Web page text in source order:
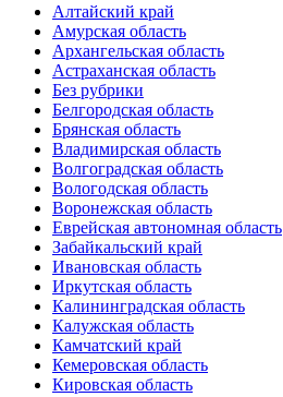
Алтайский край
Амурская область
Архангельская область
Астраханская область
Без рубрики
Белгородская область
Брянская область
Владимирская область
Волгоградская область
Вологодская область
Воронежская область
Еврейская автономная область
Забайкальский край
Ивановская область
Иркутская область
Калининградская область
Калужская область
Камчатский край
Кемеровская область
Кировская область